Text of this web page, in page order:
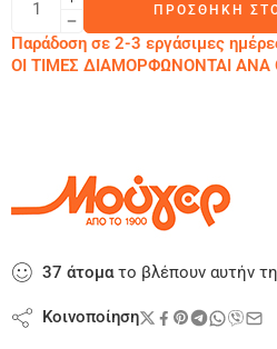
ΠΡΟΣΘΉΚΗ
Παράδοση σε 2-3 εργάσιμες
ΟΙ ΤΙΜΕΣ ΔΙΑΜΟΡΦΩΝΟΝΤΑΙ
37 άτοματο βλέπουν αυτήν
Κοινοποίηση